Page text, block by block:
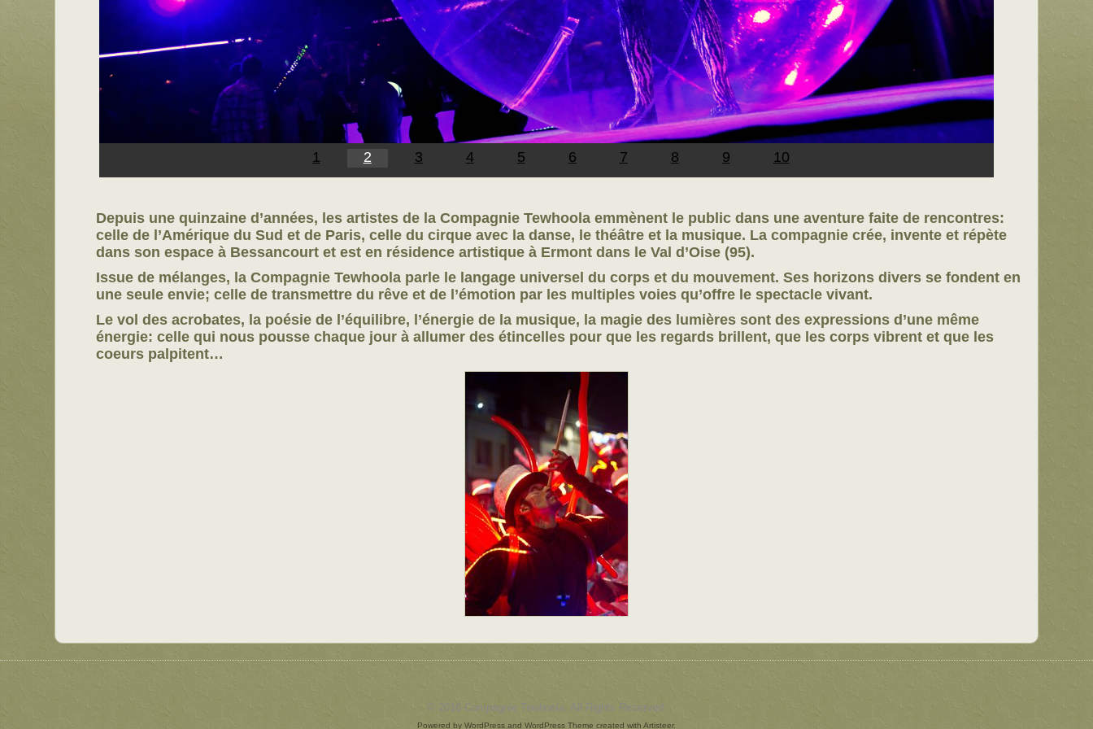
1 2 3 4 5 6 7 8 9 10
Depuis une quinzaine d’années, les artistes de la Compagnie Tewhoola emmènent le public dans une aventure faite de rencontres:
celle de l’Amérique du Sud et de Paris, celle du cirque avec la danse, le théâtre et la musique. La compagnie crée, invente et répète
dans son espace à Bessancourt et est en résidence artistique à Ermont dans le Val d’Oise (95).
Issue de mélanges, la Compagnie Tewhoola parle le langage universel du corps et du mouvement. Ses horizons divers se fondent en
une seule envie; celle de transmettre du rêve et de l’émotion par les multiples voies qu’offre le spectacle vivant.
Le vol des acrobates, la poésie de l’équilibre, l’énergie de la musique, la magie des lumières sont des expressions d’une même
énergie: celle qui nous pousse chaque jour à allumer des étincelles pour que les regards brillent, que les corps vibrent et que les
coeurs palpitent…
© 2016 Compagnie Tewhoola. All Rights Reserved .
Powered by WordPress and WordPress Theme created with Artisteer.